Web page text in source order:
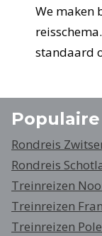
We maken
standaard
Rondreis
Rondreis
Treinreizen
Treinreizen
Treinreizen